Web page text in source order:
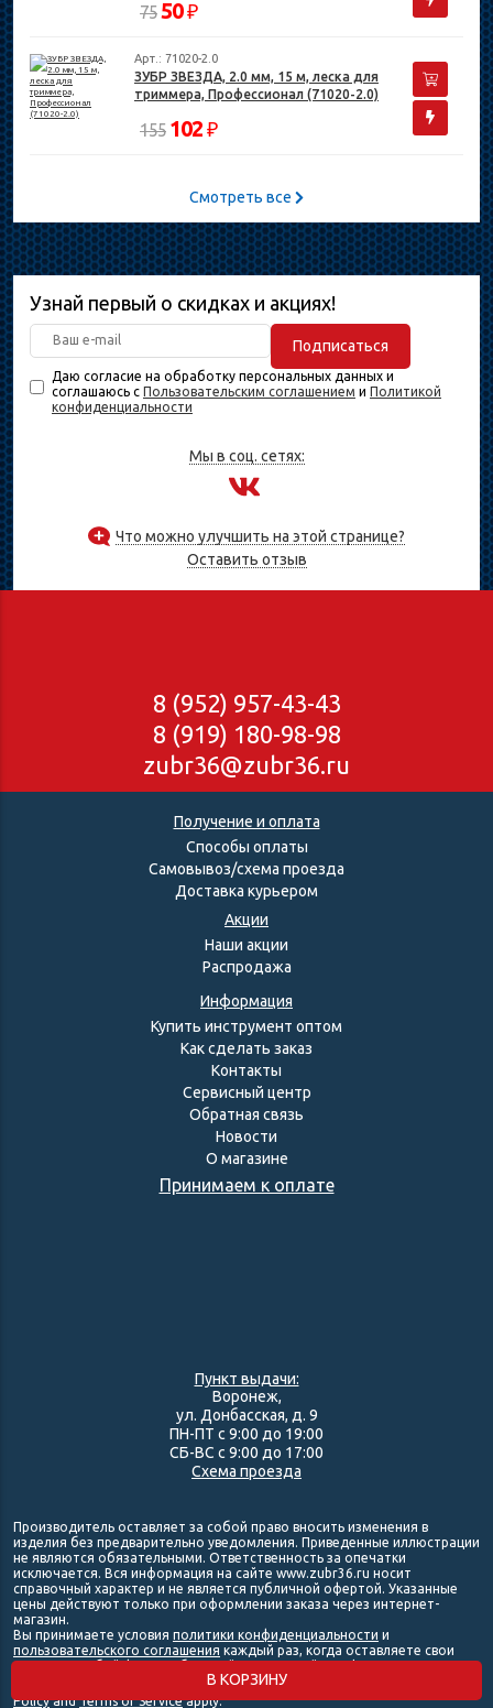
В КОРЗИНУ
7550₽
Арт.: 71020-2.0
ЗУБР ЗВЕЗДА, 2.0 мм, 15 м, леска для
триммера, Профессионал (71020-2.0)
155 102 ₽
Смотреть все
Узнай первый о скидках и акциях!
Подписаться
Даю согласие на обработку персональных данных и
соглашаюсь с Пользовательским соглашением и Политикой
конфиденциальности
Мы в соц. сетях:
Что можно улучшить на этой странице?
Оставить отзыв
8 (952) 957-43-43
8 (919) 180-98-98
zubr36@zubr36.ru
Получение и оплата
Способы оплаты
Самовывоз/схема проезда
Доставка курьером
Акции
Наши акции
Распродажа
Информация
Купить инструмент оптом
Как сделать заказ
Контакты
Сервисный центр
Обратная связь
Новости
О магазине
Принимаем к оплате
Пункт выдачи:
Воронеж,
ул. Донбасская, д. 9
ПН-ПТ с 9:00 до 19:00
СБ-ВС с 9:00 до 17:00
Схема проезда
Производитель оставляет за собой право вносить изменения в
изделия без предварительно уведомления. Приведенные иллюстрации
не являются обязательными. Ответственность за опечатки
исключается. Вся информация на сайте www.zubr36.ru носит
справочный характер и не является публичной офертой. Указанные
цены действуют только при оформлении заказа через интернет-
магазин.
Вы принимаете условия политики конфиденциальности и
пользовательского соглашения каждый раз, когда оставляете свои
данные в любой форме обратной связи на сайте zubr36.ru.
This site is protected by reCAPTCHA and the Google
PolicyandTerms of Serviceapply.